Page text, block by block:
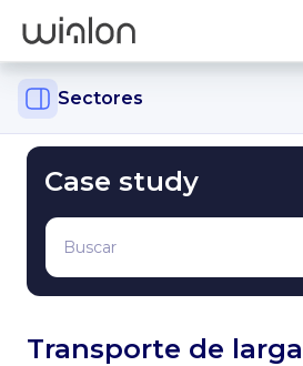
Sectores
Case study
Transporte de